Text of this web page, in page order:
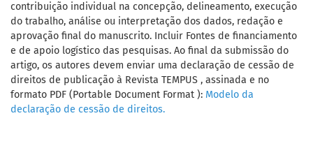
contribuição individual na concepção, delineamento, execução
do trabalho, análise ou interpretação dos dados, redação e
aprovação final do manuscrito. Incluir Fontes de financiamento
e de apoio logístico das pesquisas. Ao final da submissão do
artigo, os autores devem enviar uma declaração de cessão de
direitos de publicação à Revista TEMPUS , assinada e no
formato PDF (Portable Document Format ): Modelo da
declaração de cessão de direitos.